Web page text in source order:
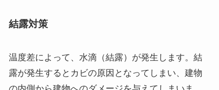
結露対策
温度差によって、水滴（結露）が発生します。結
露が発生するとカビの原因となってしまい、建物